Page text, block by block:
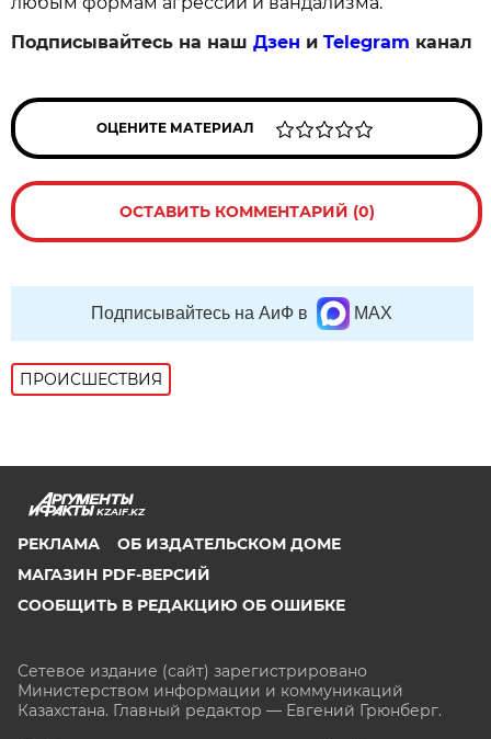
Подписывайтесь на нашДзен иTelegram канал
ОЦЕНИТЕ МАТЕРИАЛ
ОСТАВИТЬ КОММЕНТАРИЙ (0)
Подписывайтесь на АиФ в MAX
ПРОИСШЕСТВИЯ
KZAIF.KZ
РЕКЛАМА
ОБ ИЗДАТЕЛЬСКОМ ДОМЕ
МАГАЗИН PDF-ВЕРСИЙ
СООБЩИТЬ В РЕДАКЦИЮ ОБ ОШИБКЕ
Сетевое издание (сайт) зарегистрировано
Министерством информации и коммуникаций
Казахстана. Главный редактор — Евгений Грюнберг.